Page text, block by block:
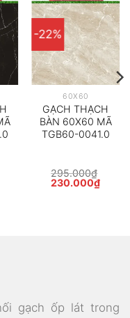
-22%
60X60
GẠCH THẠCH
BÀN 60X60 MÃ
TGB60-0041.0
295.000₫
Giá
230.000₫Giá
gạch ốp lát trong